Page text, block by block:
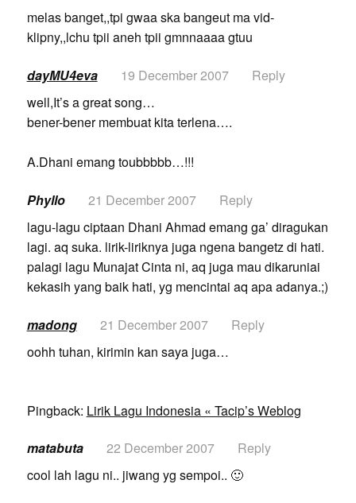
melas banget,,tpi gwaa ska bangeut ma vid-
klipny,,lchu tpii aneh tpii gmnnaaaa gtuu
dayMU4eva 19 December 2007
Reply
well,It’s a great song…
bener-bener membuat kita terlena….
A.Dhani emang toubbbbb…!!!
Phyllo 21 December 2007
Reply
lagu-lagu ciptaan Dhani Ahmad emang ga’ diragukan
lagi. aq suka. lirik-liriknya juga ngena bangetz di hati.
palagi lagu Munajat Cinta ni, aq juga mau dikaruniai
kekasih yang baik hati, yg mencintai aq apa adanya.;)
madong 21 December 2007
Reply
oohh tuhan, kirimin kan saya juga…
Pingback: Lirik Lagu Indonesia « Tacip’s Weblog
matabuta 22 December 2007
Reply
cool lah lagu ni.. jiwang yg sempoi.. 🙂